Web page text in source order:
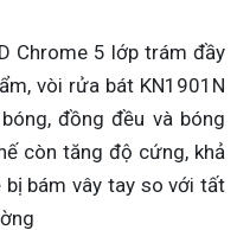
Chrome 5 lớp trám đầy
vòi rửa bát KN1901N
đồng đều và bóng
còn tăng độ cứng, khả
bám vây tay so với tất